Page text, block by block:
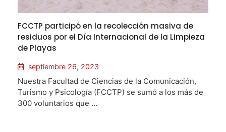
FCCTP participó en la recolección masiva de
residuos por el Día Internacional de la Limpieza
de Playas
septiembre 26, 2023
Nuestra Facultad de Ciencias de la Comunicación,
Turismo y Psicología (FCCTP) se sumó a los más de
300 voluntarios que ...